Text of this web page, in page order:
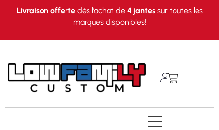
Livraison offertedès l’achat de 4 jantessur toutes les
marques disponibles!